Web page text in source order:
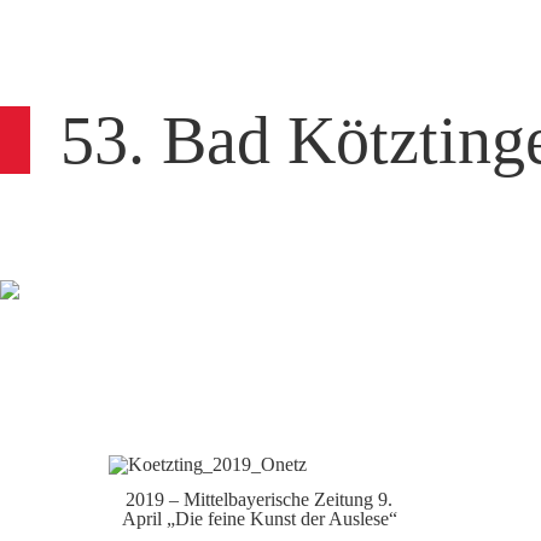
53. Bad
2019 – Mittelbayerische Zeitung 9.
April „Die feine Kunst der Auslese“